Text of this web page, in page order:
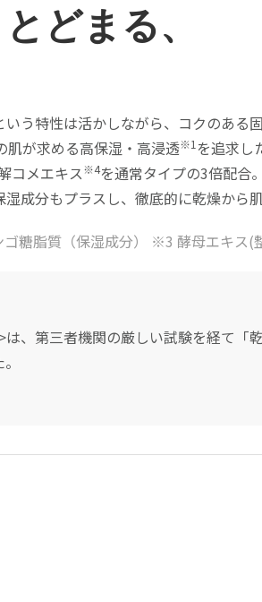
どまる、
いう特性は活かしながら、コクのある
肌が求める高保湿・高浸透※1 を追求し
コメエキス※4を通常タイプの3倍配合
成分もプラスし、徹底的に乾燥から肌
糖脂質（保湿成分） ※3 酵母エキス(
、第三者機関の厳しい試験を経て「